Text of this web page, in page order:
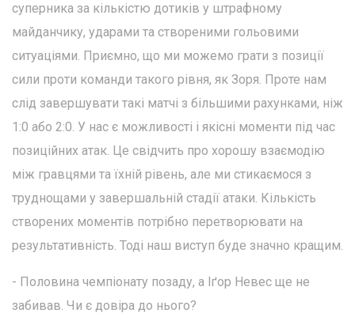
суперника за кількістю дотиків у штрафному
майданчику, ударами та створеними гольовими
ситуаціями. Приємно, що ми можемо грати з позиції
сили проти команди такого рівня, як Зоря. Проте нам
слід завершувати такі матчі з більшими рахунками, ніж
1:0 або 2:0. У нас є можливості і якісні моменти під час
позиційних атак. Це свідчить про хорошу взаємодію
між гравцями та їхній рівень, але ми стикаємося з
труднощами у завершальній стадії атаки. Кількість
створених моментів потрібно перетворювати на
результативність. Тоді наш виступ буде значно кращим.
- Половина чемпіонату позаду, а Іґор Невес ще не
забивав. Чи є довіра до нього?